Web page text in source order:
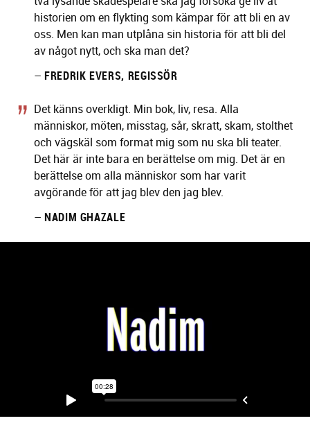
historien om en flykting som kämpar för att bli en av
oss. Men kan man utplåna sin historia för att bli del
av något nytt, och ska man det?
– FREDRIK EVERS, REGISSÖR
Det känns overkligt. Min bok, liv, resa. Alla
människor, möten, misstag, sår, skratt, skam, stolthet
och vägskäl som format mig som nu ska bli teater.
Det här är inte bara en berättelse om mig. Det är en
berättelse om alla människor som har varit
avgörande för att jag blev den jag blev.
– NADIM GHAZALE